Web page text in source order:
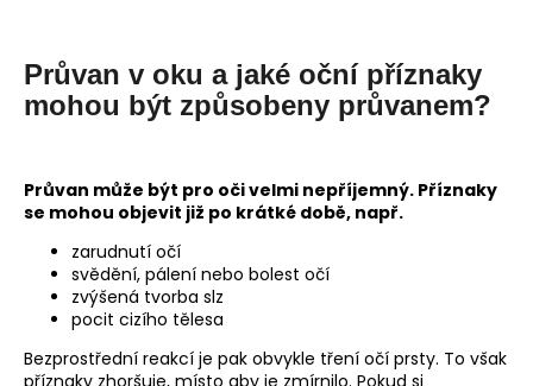
Průvan v oku a jaké oční příznaky
mohou být způsobeny průvanem?
Průvan může být pro oči velmi nepříjemný. Příznaky
se mohou objevit již po krátké době, např.
zarudnutí očí
svědění, pálení nebo bolest očí
zvýšená tvorba slz
pocit cizího tělesa
Bezprostřední reakcí je pak obvykle tření očí prsty. To však